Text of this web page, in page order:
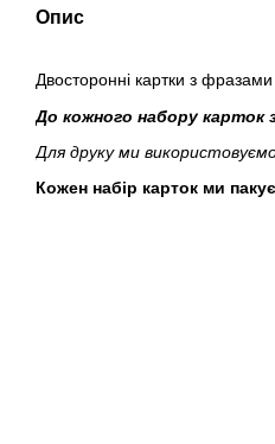
Опис
Двосторонні картки з
До кожного набору карток
Для друку ми
Кожен набір карток ми